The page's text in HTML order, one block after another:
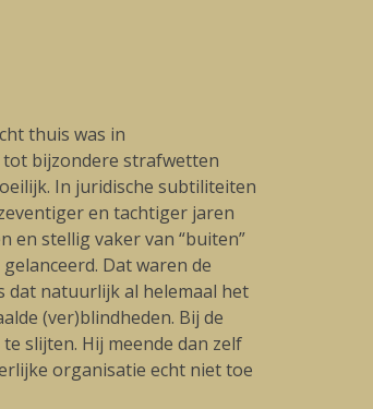
thuis was in
tot bijzondere strafwetten
In juridische subtiliteiten
en tachtiger jaren
en stellig vaker van “buiten”
Dat waren de
dat natuurlijk al helemaal het
(ver)blindheden. Bij de
slijten. Hij meende dan zelf
organisatie echt niet toe